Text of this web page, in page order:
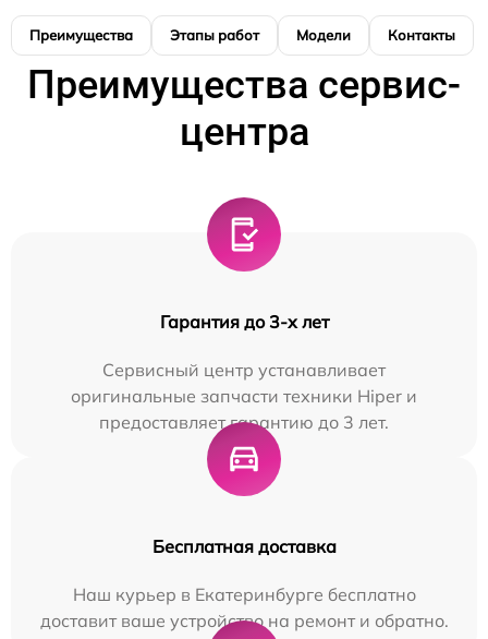
Преимущества Этапы работ Модели Контакты
Преимущества сервис-
центра
Гарантия до 3-х лет
Сервисный центр устанавливает
оригинальные запчасти техники Hiper и
предоставляет гарантию до 3 лет.
Бесплатная доставка
Наш курьер в Екатеринбурге бесплатно
доставит ваше устройство на ремонт и обратно.